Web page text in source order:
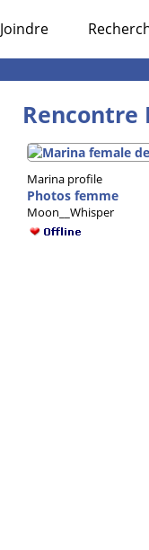
Joindre
Rencontre
Marina profile
Photos femme
Moon__Whisper